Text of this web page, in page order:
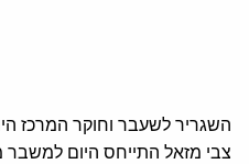
השגריר לשעבר וחוקר המרכז
צבי מזאל התייחס היום למשבר